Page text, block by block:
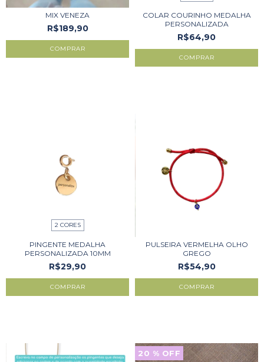
MIX VENEZA
R$189,90
COMPRAR
COLAR COURINHO MEDALHA
PERSONALIZADA
R$64,90
COMPRAR
2 CORES
PINGENTE MEDALHA
PERSONALIZADA 10MM
R$29,90
COMPRAR
PULSEIRA VERMELHA OLHO
GREGO
R$54,90
COMPRAR
20 % OFF